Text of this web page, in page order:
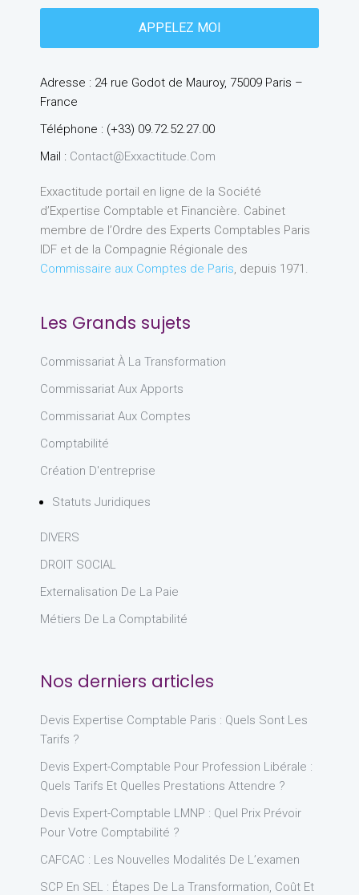
Adresse : 24 rue Godot de Mauroy, 75009 Paris –
France
Téléphone : (+33) 09.72.52.27.00
Mail : Contact@exxactitude.com
Exxactitude portail en ligne de la Société
d’Expertise Comptable et Financière. Cabinet
membre de l’Ordre des Experts Comptables Paris
IDF et de la Compagnie Régionale des
Commissaire aux Comptes de Paris , depuis 1971.
Les Grands sujets
Commissariat À La Transformation
Commissariat Aux Apports
Commissariat Aux Comptes
Comptabilité
Création D'entreprise
Statuts Juridiques
DIVERS
DROIT SOCIAL
Externalisation De La Paie
Métiers De La Comptabilité
Nos derniers articles
Devis Expertise Comptable Paris : Quels Sont Les
Tarifs ?
Devis Expert-Comptable Pour Profession Libérale :
Quels Tarifs Et Quelles Prestations Attendre ?
Devis Expert-Comptable LMNP : Quel Prix Prévoir
Pour Votre Comptabilité ?
CAFCAC : Les Nouvelles Modalités De L’examen
SCP En SEL : Étapes De La Transformation, Coût Et